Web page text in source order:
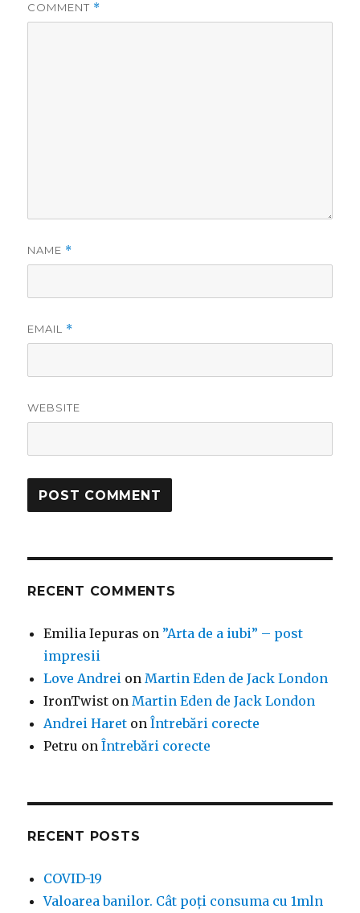
COMMENT *
NAME *
EMAIL *
WEBSITE
RECENT COMMENTS
Emilia Iepuras on ”Arta de a iubi” – post
impresii
Love Andrei onMartin Eden de Jack London
IronTwist onMartin Eden de Jack London
Andrei Haret onÎntrebări corecte
Petru onÎntrebări corecte
RECENT POSTS
COVID-19
Valoarea banilor. Cât poți consuma cu 1mln